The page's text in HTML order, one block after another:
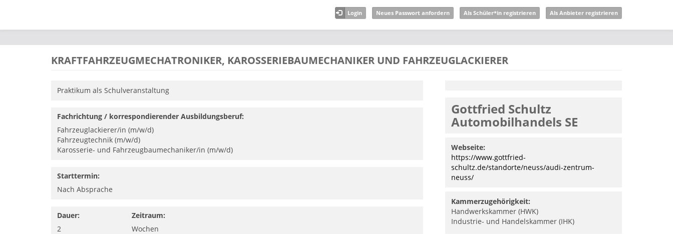
Login Neues Passwort anfordern Als Schüler*in registrieren Als Anbieter registrieren
KRAFTFAHRZEUGMECHATRONIKER, KAROSSERIEBAUMECHANIKER UND FAHRZEUGLACKIERER
Praktikum als Schulveranstaltung
Fachrichtung / korrespondierender Ausbildungsberuf:
Fahrzeuglackierer/in (m/w/d)
Fahrzeugtechnik (m/w/d)
Karosserie- und Fahrzeugbaumechaniker/in (m/w/d)
Starttermin:
Nach Absprache
Dauer:
2
Zeitraum:
Wochen
Gottfried Schultz
Automobilhandels SE
Webseite:
https://www.gottfried-
schultz.de/standorte/neuss/audi-zentrum-
neuss/
Kammerzugehörigkeit:
Handwerkskammer (HWK)
Industrie- und Handelskammer (IHK)